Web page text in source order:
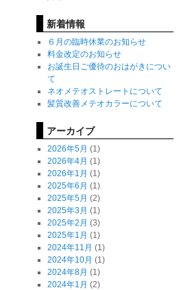
新着情報
６月の臨時休業のお知らせ
料金改定のお知らせ
お誕生日ご優待のおはがきについ
て
ネオメテオストレートについて
髪質改善メテオカラーについて
アーカイブ
2026年5月 (1)
2026年4月 (1)
2026年1月 (1)
2025年6月 (1)
2025年5月 (2)
2025年3月 (1)
2025年2月 (3)
2025年1月 (1)
2024年11月 (1)
2024年10月 (1)
2024年8月 (1)
2024年1月 (2)